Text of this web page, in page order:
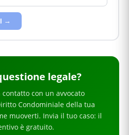
→
legale?
con un avvocato
Condominialedella tua
muoverti. Invia il tuo caso: il
è gratuito.